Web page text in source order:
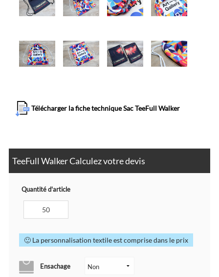
Télécharger la fiche technique Sac TeeFull Walker
TeeFull Walker Calculez votre devis
Quantité d'article
🙂 La personnalisation textile est comprise dans le prix
Ensachage